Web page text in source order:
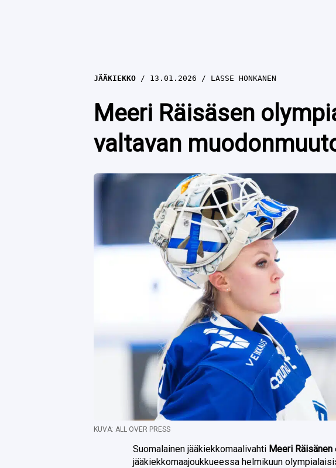
JÄÄKIEKKO 13.01.2026 LASSE HONKANEN
Meeri Räisäsen
valtavan
KUVA: ALL OVER PRESS
Suomalainen jääkiekkomaalivahti Meeri Räisänen
jääkiekkomaajoukkueessa helmikuun